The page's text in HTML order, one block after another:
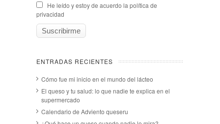
He leído y estoy de acuerdo la política de
privacidad
ENTRADAS RECIENTES
Cómo fue mi inicio en el mundo del lácteo
El queso y tu salud: lo que nadie te explica en el
supermercado
Calendario de Adviento queseru